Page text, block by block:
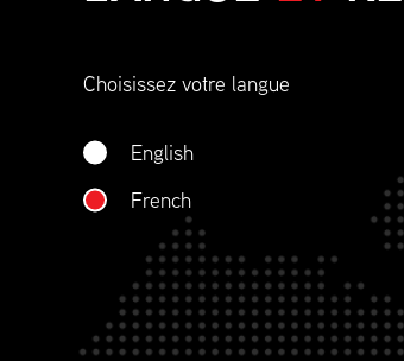
représentons aussi la
d’approvisionnement, du
la gestion des stocks, le
réapprovisionnement et la
QUI NOUS SOMMES
Choisissez votre langue
English
French